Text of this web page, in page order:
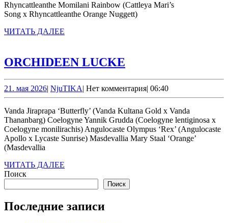
Rhyncattleanthe Momilani Rainbow (Cattleya Mari’s
Song x Rhyncattleanthe Orange Nuggett)
ЧИТАТЬ ДАЛЕЕ
ORCHIDEEN LUCKE
21. мая 202621.
мая
2026
| NjuTIKANjuTIKA
| Нет комментария| 06:40
Vanda Jiraprapa ‘Butterfly’ (Vanda Kultana Gold x Vanda
Thananbarg) Coelogyne Yannik Grudda (Coelogyne lentiginosa x
Coelogyne monilirachis) Angulocaste Olympus ‘Rex’ (Angulocaste
Apollo x Lycaste Sunrise) Masdevallia Mary Staal ‘Orange’
(Masdevallia
ЧИТАТЬ ДАЛЕЕ
Поиск
Поиск
Последние записи